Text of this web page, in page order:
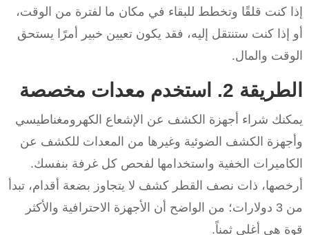
إذا كنت قلقًا وتخطط للبقاء في مكان ما لفترة من الوقت،
أو إذا كنت ستنتقل إليه، فقد يكون تعيين خبير أمرًا يستحق
الوقت والمال.
الطريقة 2. استخدم معدات مخصصة
يمكنك شراء أجهزة الكشف عن الإشعاع الكهرومغناطيسي
وأجهزة الكشف الضوئية وغيرها من المعدات للكشف عن
الكاميرات الخفية واستخدامها لفحص كل غرفة بنفسك.
أرخصها، ذات نصف القطر كشف لا يتجاوز بضعة أقدام، تبدأ
من 3 دولارات؛ من الواضح أن الأجهزة الاحترافية والأكثر
قوة هي أغلى ثمناً.